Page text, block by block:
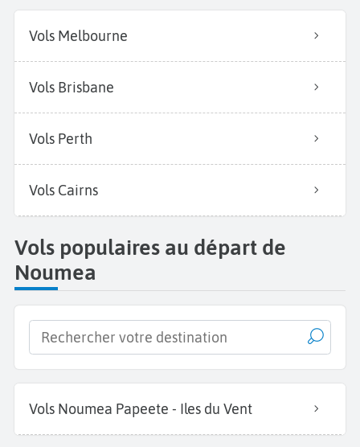
Vols Melbourne
Vols Brisbane
Vols Perth
Vols Cairns
Vols populaires au départ de
Noumea
Vols Noumea Papeete - Iles du Vent